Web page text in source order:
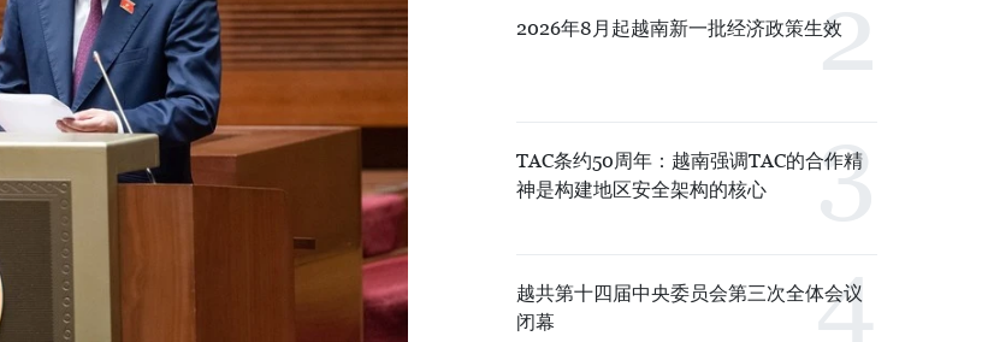
2026年8月起越南新一批经济政策生效
TAC条约50周年：越南强调TAC的合作精
神是构建地区安全架构的核心
越共第十四届中央委员会第三次全体会议
闭幕